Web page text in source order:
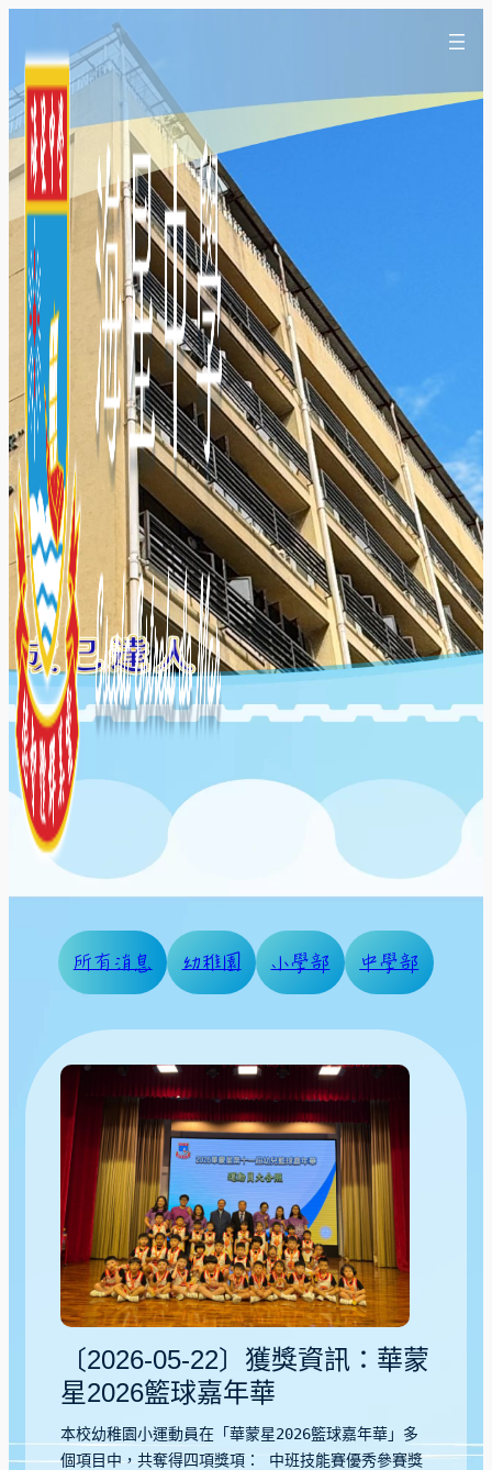
所有消息 幼稚園 小學部 中學部
〔2026-05-22〕獲獎資訊：華蒙
星2026籃球嘉年華
本校幼稚園小運動員在「華蒙星2026籃球嘉年華」多
個項目中，共奪得四項獎項： 中班技能賽優秀參賽獎